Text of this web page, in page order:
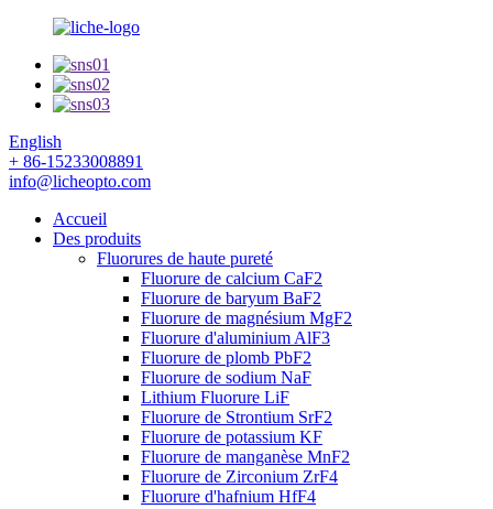
English
+ 86-15233008891
info@licheopto.com
Accueil
Des produits
Fluorures de haute pureté
Fluorure de calcium CaF2
Fluorure de baryum BaF2
Fluorure de magnésium MgF2
Fluorure d'aluminium AlF3
Fluorure de plomb PbF2
Fluorure de sodium NaF
Lithium Fluorure LiF
Fluorure de Strontium SrF2
Fluorure de potassium KF
Fluorure de manganèse MnF2
Fluorure de Zirconium ZrF4
Fluorure d'hafnium HfF4